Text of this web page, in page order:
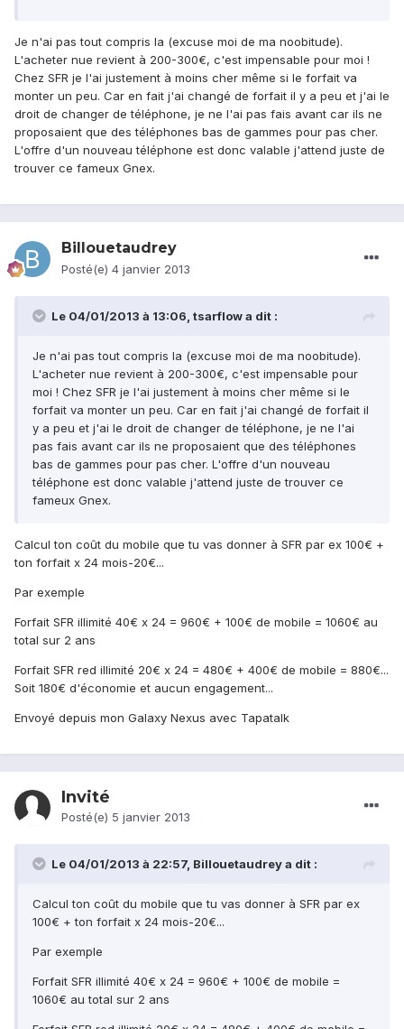
Je n'ai pas tout compris la (excuse moi de ma noobitude).
L'acheter nue revient à 200-300€, c'est impensable pour moi !
Chez SFR je l'ai justement à moins cher même si le forfait va
monter un peu. Car en fait j'ai changé de forfait il y a peu et j'ai le
droit de changer de téléphone, je ne l'ai pas fais avant car ils ne
proposaient que des téléphones bas de gammes pour pas cher.
L'offre d'un nouveau téléphone est donc valable j'attend juste de
trouver ce fameux Gnex.
Billouetaudrey
Posté(e) 4 janvier 2013
Le 04/01/2013 à 13:06, tsarflow a dit :
Je n'ai pas tout compris la (excuse moi de ma noobitude).
L'acheter nue revient à 200-300€, c'est impensable pour
moi ! Chez SFR je l'ai justement à moins cher même si le
forfait va monter un peu. Car en fait j'ai changé de forfait il
y a peu et j'ai le droit de changer de téléphone, je ne l'ai
pas fais avant car ils ne proposaient que des téléphones
bas de gammes pour pas cher. L'offre d'un nouveau
téléphone est donc valable j'attend juste de trouver ce
fameux Gnex.
Calcul ton coût du mobile que tu vas donner à SFR par ex 100€ +
ton forfait x 24 mois-20€...
Par exemple
Forfait SFR illimité 40€ x 24 = 960€ + 100€ de mobile = 1060€ au
total sur 2 ans
Forfait SFR red illimité 20€ x 24 = 480€ + 400€ de mobile = 880€...
Soit 180€ d'économie et aucun engagement...
Envoyé depuis mon Galaxy Nexus avec Tapatalk
Invité
Posté(e) 5 janvier 2013
Le 04/01/2013 à 22:57, Billouetaudrey a dit :
Calcul ton coût du mobile que tu vas donner à SFR par ex
100€ + ton forfait x 24 mois-20€...
Par exemple
Forfait SFR illimité 40€ x 24 = 960€ + 100€ de mobile =
1060€ au total sur 2 ans